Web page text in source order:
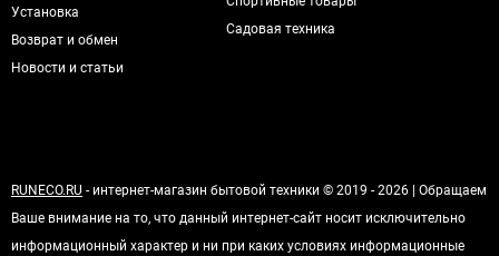
Установка
Возврат и обмен
Новости и статьи
Садовая техника
RUNECO.RU - интернет-магазин бытовой техники © 2019 - 2026 | Обращаем
Ваше внимание на то, что данный интернет-сайт носит исключительно
информационный характер и ни при каких условиях информационные